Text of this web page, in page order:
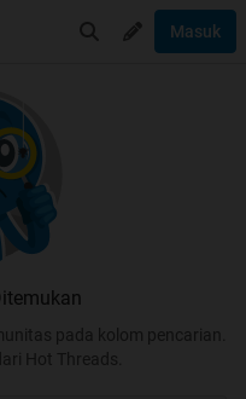
Masuk
pada kolom pencarian.
Hot Threads.